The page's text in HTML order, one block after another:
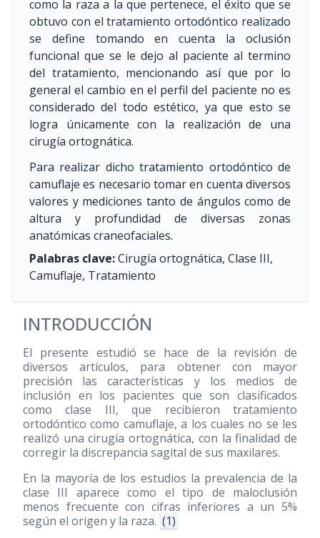
como la raza a la que pertenece, el éxito que se
obtuvo con el tratamiento ortodóntico realizado
se define tomando en cuenta la oclusión
funcional que se le dejo al paciente al termino
del tratamiento, mencionando así que por lo
general el cambio en el perfil del paciente no es
considerado del todo estético, ya que esto se
logra únicamente con la realización de una
cirugía ortognática.
Para realizar dicho tratamiento ortodóntico de
camuflaje es necesario tomar en cuenta diversos
valores y mediciones tanto de ángulos como de
altura y profundidad de diversas zonas
anatómicas craneofaciales.
Palabras clave:Cirugía ortognática, Clase III,
Camuflaje, Tratamiento
INTRODUCCIÓN
El presente estudió se hace de la revisión de
diversos artículos, para obtener con mayor
precisión las características y los medios de
inclusión en los pacientes que son clasificados
como clase III, que recibieron tratamiento
ortodóntico como camuflaje, a los cuales no se les
realizó una cirugía ortognática, con la finalidad de
corregir la discrepancia sagital de sus maxilares.
En la mayoría de los estudios la prevalencia de la
clase III aparece como el tipo de maloclusión
menos frecuente con cifras inferiores a un 5%
según el origen y la raza. (1)